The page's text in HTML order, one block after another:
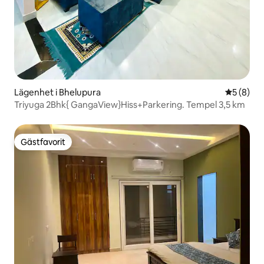
Lägenhet i Bhelupura 5 av 5 i
5 (8)
Triyuga 2Bhk{ GangaView}Hiss+Parkering. Tempel 3,5 km
Gästfavorit
Gästfavorit